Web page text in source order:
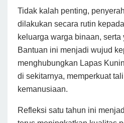
Tidak kalah penting,
dilakukan secara rutin
keluarga warga binaan, serta
Bantuan ini menjadi wujud
menghubungkan Lapas
di sekitarnya, memperkuat
kemanusiaan.
Refleksi satu tahun ini